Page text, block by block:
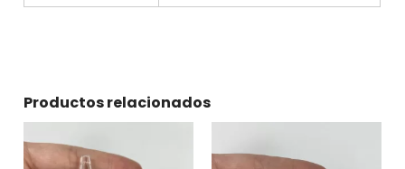
Productos relacionados